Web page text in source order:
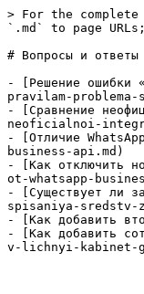
> For the
`.md` to page
# Вопросы и ответы
- [Решение
pravilam-problema-
- [Сравнение
neoficialnoi-
- [Отличие
business-api.md)
- [Как отключить
ot-whatsapp-
- [Существует ли
spisaniya-sredstv-
- [Как добавить
- [Как добавить